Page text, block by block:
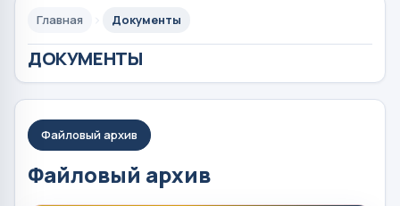
Главная Документы
ДОКУМЕНТЫ
Файловый архив
Файловый архив